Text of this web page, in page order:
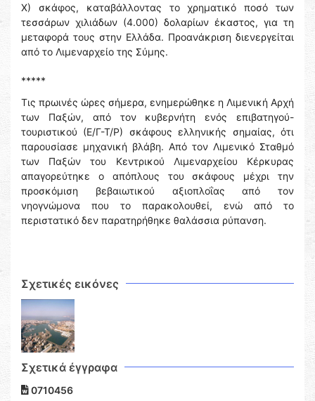
Χ) σκάφος, καταβάλλοντας το χρηματικό ποσό των
τεσσάρων χιλιάδων (4.000) δολαρίων έκαστος, για τη
μεταφορά τους στην Ελλάδα. Προανάκριση διενεργείται
από το Λιμεναρχείο της Σύμης.
*****
Τις πρωινές ώρες σήμερα, ενημερώθηκε η Λιμενική Αρχή
των Παξών, από τον κυβερνήτη ενός επιβατηγού-
τουριστικού (Ε/Γ-Τ/Ρ) σκάφους ελληνικής σημαίας, ότι
παρουσίασε μηχανική βλάβη. Από τον Λιμενικό Σταθμό
των Παξών του Κεντρικού Λιμεναρχείου Κέρκυρας
απαγορεύτηκε ο απόπλους του σκάφους μέχρι την
προσκόμιση βεβαιωτικού αξιοπλοΐας από τον
νηογνώμονα που το παρακολουθεί, ενώ από το
περιστατικό δεν παρατηρήθηκε θαλάσσια ρύπανση.
Σχετικές εικόνες
Σχετικά έγγραφα
0710456